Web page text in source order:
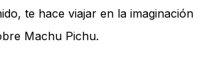
te hace viajar en la imaginación
Machu Pichu.